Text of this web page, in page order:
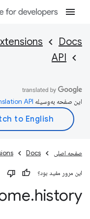
Docs
API
این صفحه به‌وسیله
صفحه اصلی Docs
این مرور مفید بود؟
.history